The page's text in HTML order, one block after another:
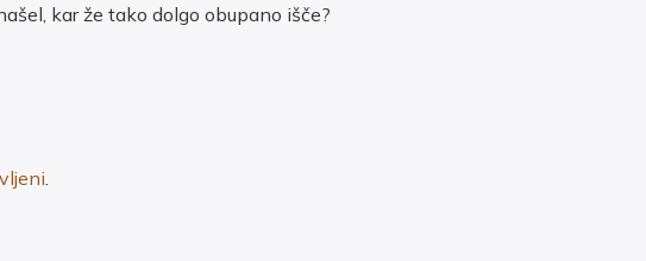
kar že tako dolgo obupano išče?